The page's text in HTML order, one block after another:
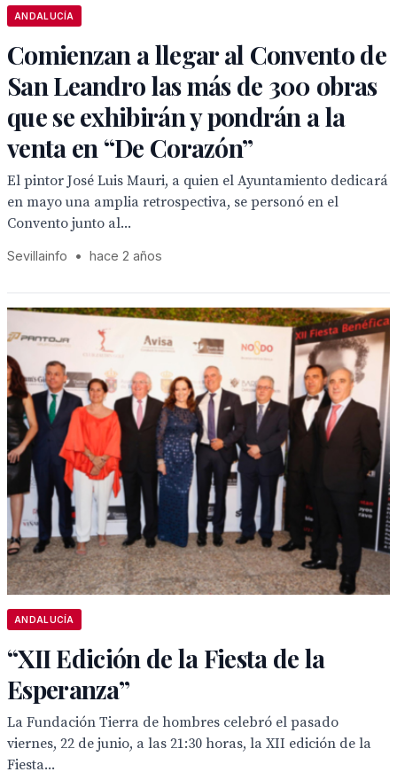
ANDALUCÍA
Comienzan a llegar al Convento de
San Leandro las más de 300 obras
que se exhibirán y pondrán a la
venta en “De Corazón”
El pintor José Luis Mauri, a quien el Ayuntamiento dedicará
en mayo una amplia retrospectiva, se personó en el
Convento junto al...
Sevillainfo • hace 2 años
ANDALUCÍA
“XII Edición de la Fiesta de la
Esperanza”
La Fundación Tierra de hombres celebró el pasado
viernes, 22 de junio, a las 21:30 horas, la XII edición de la
Fiesta...